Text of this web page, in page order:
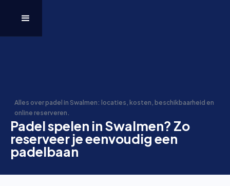
Alles over padel in Swalmen: locaties, kosten, beschikbaarheid en
online reserveren.
Padel spelen in Swalmen? Zo
reserveer je eenvoudig een
padelbaan